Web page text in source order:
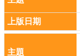
隱
私
權
護